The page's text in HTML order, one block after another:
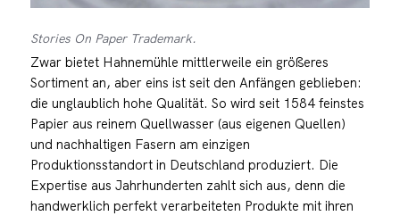
Stories On Paper Trademark.
Zwar bietet Hahnemühle mittlerweile ein größeres
Sortiment an, aber eins ist seit den Anfängen geblieben:
die unglaublich hohe Qualität. So wird seit 1584 feinstes
Papier aus reinem Quellwasser (aus eigenen Quellen)
und nachhaltigen Fasern am einzigen
Produktionsstandort in Deutschland produziert. Die
Expertise aus Jahrhunderten zahlt sich aus, denn die
handwerklich perfekt verarbeiteten Produkte mit ihren